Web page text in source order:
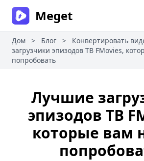
Meget
Дом > Блог > Конвертировать
загрузчики эпизодов ТВ FMovies,
попробовать
Лучшие
эпизодов ТВ
которые вам